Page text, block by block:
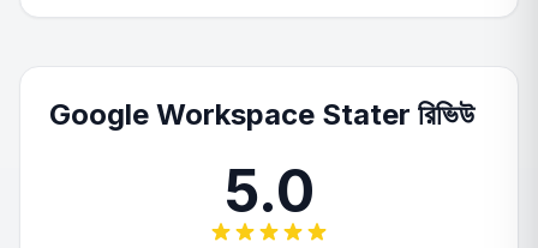
Google Workspace Stater রিভিউ
5.0